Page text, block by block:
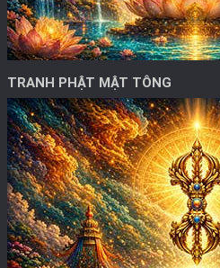
TRANH PHẬT MẬT TÔNG